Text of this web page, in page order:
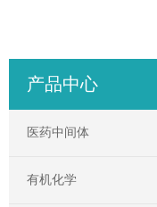
产品中心
医药中间体
有机化学